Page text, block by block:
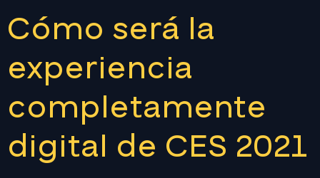
Cómo será la
experiencia
completamente
digital de CES 2021